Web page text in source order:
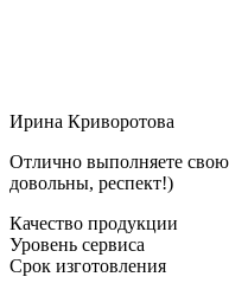
Ирина Криворотова
Отлично выполняете свою
довольны, респект!)
Качество продукции
Уровень сервиса
Срок изготовления